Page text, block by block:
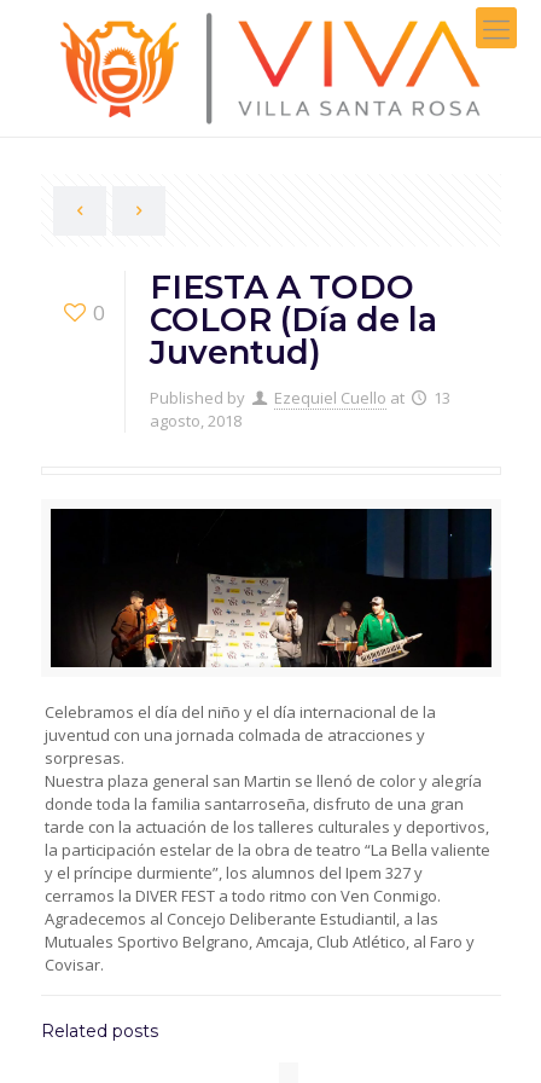
0
FIESTA A TODO
COLOR (Día de la
Juventud)
Published by Ezequiel Cuello at
13
agosto, 2018
Celebramos el día del niño y el día internacional de la
juventud con una jornada colmada de atracciones y
sorpresas.
Nuestra plaza general san Martin se llenó de color y alegría
donde toda la familia santarroseña, disfruto de una gran
tarde con la actuación de los talleres culturales y deportivos,
la participación estelar de la obra de teatro “La Bella valiente
y el príncipe durmiente”, los alumnos del Ipem 327 y
cerramos la DIVER FEST a todo ritmo con Ven Conmigo.
Agradecemos al Concejo Deliberante Estudiantil, a las
Mutuales Sportivo Belgrano, Amcaja, Club Atlético, al Faro y
Covisar.
Related posts